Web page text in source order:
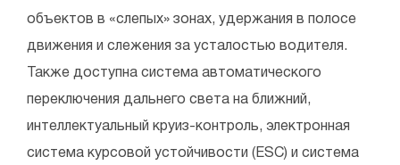
объектов в «слепых» зонах, удержания в полосе
движения и слежения за усталостью водителя.
Также доступна система автоматического
переключения дальнего света на ближний,
интеллектуальный круиз-контроль, электронная
система курсовой устойчивости (ESC) и система